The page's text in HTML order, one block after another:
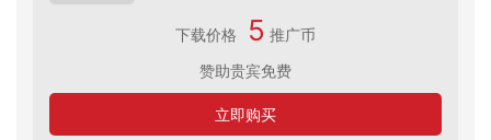
下载价格 5 推广币
赞助贵宾免费
立即购买